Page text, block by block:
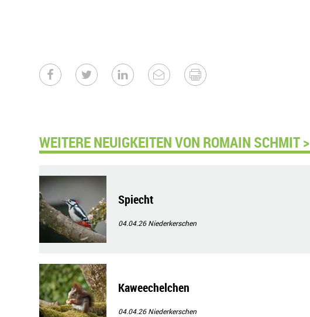
WEITERE NEUIGKEITEN VON ROMAIN SCHMIT >
Spiecht
04.04.26Niederkerschen
Kaweechelchen
04.04.26Niederkerschen